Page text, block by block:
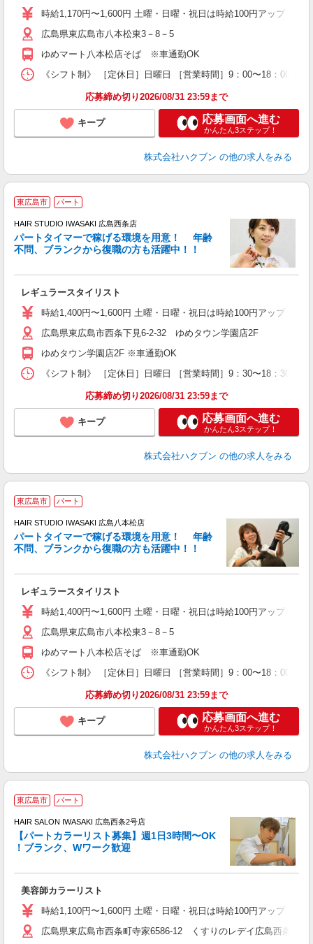
時給1,170円〜1,600円 土曜・日曜・祝日は時給100円アップ ※資
広島県東広島市八本松東3－8－5
ゆめマート八本松店そば ※車通勤OK
《シフト制》 ［定休日］日曜日 ［営業時間］9：00〜18：00
応募締め切り2026/08/31 23:59まで
キープ 応募画面へ進む
かんたん3ステップ！
株式会社ハクブン の他の求人をみる
東広島市 パート
HAIR STUDIO IWASAKI 広島西条店
パートタイマーで稼げる環境を用意！ 年齢
不問、ブランクから復職の方も活躍中！！
レギュラースタイリスト
時給1,400円〜1,600円 土曜・日曜・祝日は時給100円アップ ※資
広島県東広島市西条下見6-2-32 ゆめタウン学園店2F
ゆめタウン学園店2F ※車通勤OK
《シフト制》 ［定休日］日曜日 ［営業時間］9：30〜18：30 ●
応募締め切り2026/08/31 23:59まで
キープ 応募画面へ進む
かんたん3ステップ！
株式会社ハクブン の他の求人をみる
東広島市 パート
HAIR STUDIO IWASAKI 広島八本松店
パートタイマーで稼げる環境を用意！ 年齢
不問、ブランクから復職の方も活躍中！！
レギュラースタイリスト
時給1,400円〜1,600円 土曜・日曜・祝日は時給100円アップ ※資
広島県東広島市八本松東3－8－5
ゆめマート八本松店そば ※車通勤OK
《シフト制》 ［定休日］日曜日 ［営業時間］9：00〜18：00 ●
応募締め切り2026/08/31 23:59まで
キープ 応募画面へ進む
かんたん3ステップ！
株式会社ハクブン の他の求人をみる
東広島市 パート
HAIR SALON IWASAKI 広島西条2号店
【パートカラーリスト募集】週1日3時間〜OK
！ブランク、Wワーク歓迎
美容師カラーリスト
時給1,100円〜1,600円 土曜・日曜・祝日は時給100円アップ ※資
広島県東広島市西条町寺家6586-12 くすりのレデイ広島西条店1